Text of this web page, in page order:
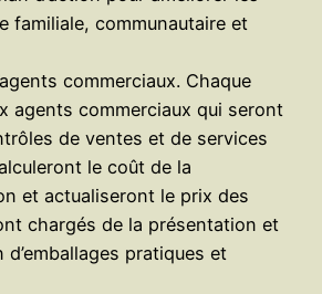
familiale, communautaire et
commerciaux. Chaque
agents commerciaux qui seront
de ventes et de services
le coût de la
et actualiseront le prix des
chargés de la présentation et
pratiques et